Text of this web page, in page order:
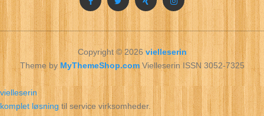
Copyright © 2026vielleserin
Theme by MyThemeShop.comVielleserin ISSN 3052-7325
vielleserin
komplet løsning til service virksomheder.